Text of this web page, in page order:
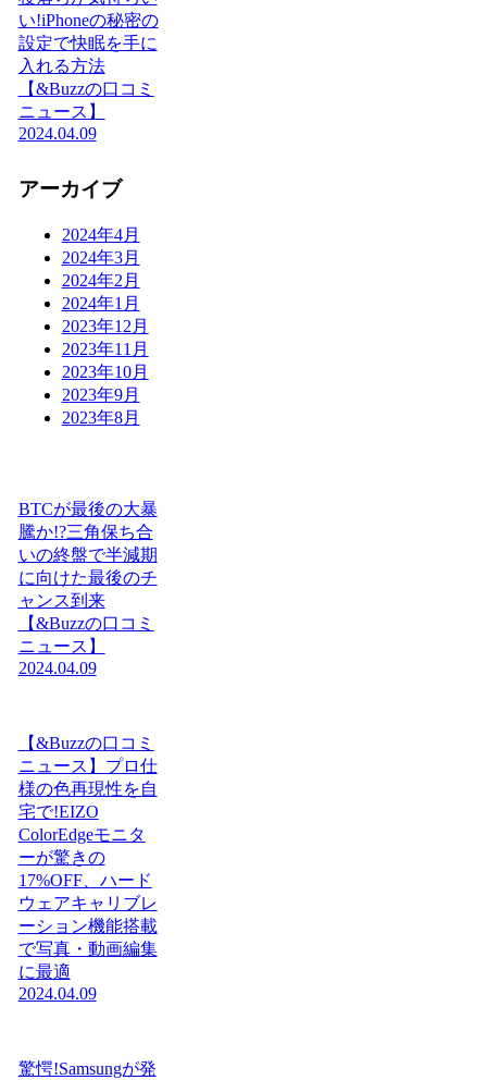
い!iPhoneの秘密の
設定で快眠を手に
入れる方法
【&Buzzの口コミ
ニュース】
2024.04.09
アーカイブ
2024年4月
2024年3月
2024年2月
2024年1月
2023年12月
2023年11月
2023年10月
2023年9月
2023年8月
BTCが最後の大暴
騰か!?三角保ち合
いの終盤で半減期
に向けた最後のチ
ャンス到来
【&Buzzの口コミ
ニュース】
2024.04.09
【&Buzzの口コミ
ニュース】プロ仕
様の色再現性を自
宅で!EIZO
ColorEdgeモニタ
ーが驚きの
17%OFF、ハード
ウェアキャリブレ
ーション機能搭載
で写真・動画編集
に最適
2024.04.09
驚愕!Samsungが発